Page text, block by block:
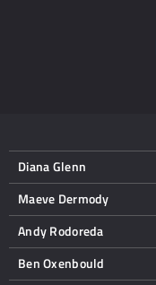
Diana Glenn
Maeve Dermody
Andy Rodoreda
Ben Oxenbould